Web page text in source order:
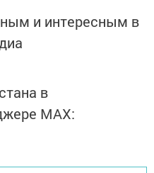
и интересным в
в
MАХ: